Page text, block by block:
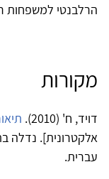
הרלבנטי למשפחות
מקורות
דויד, ח' (2010).
עברית.